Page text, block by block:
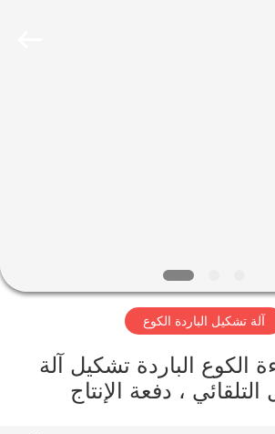
آلة تشكيل الباردة الكوع
الكوع الباردة تشكيل آلة
التلقائي ، دفعة الإنتاج